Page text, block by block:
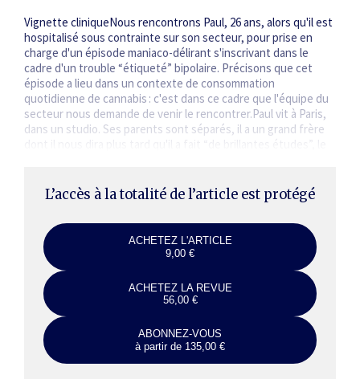
Vignette cliniqueNous rencontrons Paul, 26 ans, alors qu'il est
hospitalisé sous contrainte sur son secteur, pour prise en
charge d'un épisode maniaco-­délirant s'inscrivant dans le
cadre d'un trouble “étiqueté” bipolaire. Précisons que cet
épisode a lieu dans un contexte de consommation
quotidienne de cannabis : c'est dans ce cadre que l'équipe du
secteur nous demande de venir le rencontrer.Paul vit à Paris,
dans un studio. Ses parents sont séparés, il a un grand frère
L’accès à la totalité de l’article est protégé
ACHETEZ L'ARTICLE
9,00 €
ACHETEZ LA REVUE
56,00 €
ABONNEZ-VOUS
à partir de 135,00 €